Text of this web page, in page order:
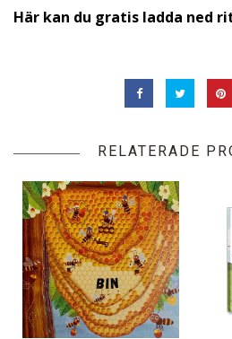
Här kan du gratis ladda ned
RELATERADE